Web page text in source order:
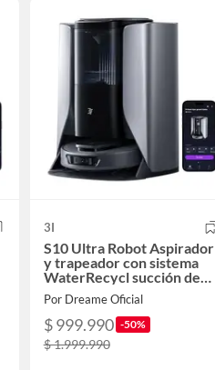
3I
S10 Ultra Robot Aspirador
y trapeador con sistema
WaterRecycl succión de
13000Pa
Por Dreame Oficial
$ 999.990 -50%
$ 1.999.990